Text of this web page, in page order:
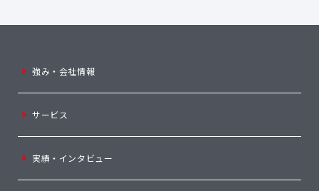
強み・会社情報
サービス
実績・インタビュー